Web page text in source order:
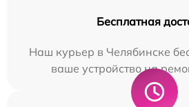
Бесплатная
Наш курьер в Челябинске
ваше устройство на